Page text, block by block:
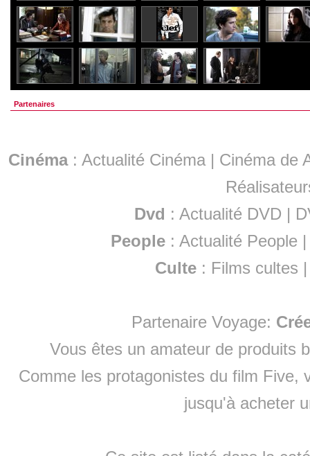
Partenaires
Cinéma: Actualité Cinéma | Cinéma de
Dvd : Actualité DVD |
People :Actualité People
Culte : Films cultes
Partenaire Voyage:
Vous êtes un amateur de produits
Comme les protagonistes du film Five,
jusqu'à acheter